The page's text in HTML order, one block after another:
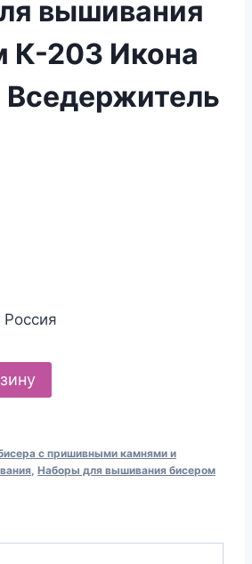
вышивания
К-203 Икона
Вседержитель
Россия
с пришивными камнями и
Наборы для вышивания бисером